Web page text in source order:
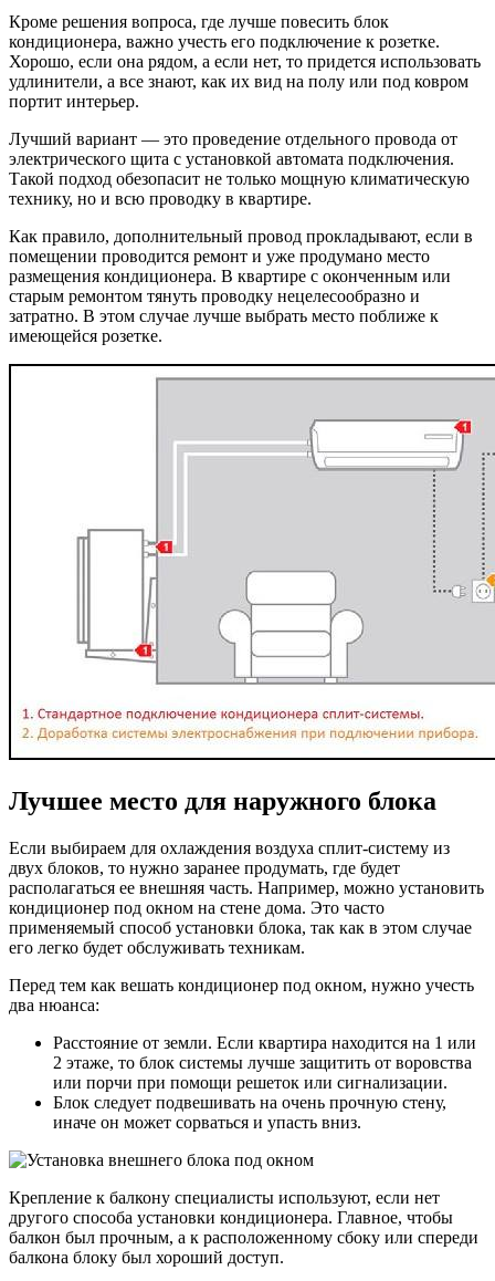
Кроме решения вопроса, где лучше повесить блок
кондиционера, важно учесть его подключение к розетке.
Хорошо, если она рядом, а если нет, то придется использовать
удлинители, а все знают, как их вид на полу или под ковром
портит интерьер.
Лучший вариант — это проведение отдельного провода от
электрического щита с установкой автомата подключения.
Такой подход обезопасит не только мощную климатическую
технику, но и всю проводку в квартире.
Как правило, дополнительный провод прокладывают, если в
помещении проводится ремонт и уже продумано место
размещения кондиционера. В квартире с оконченным или
старым ремонтом тянуть проводку нецелесообразно и
затратно. В этом случае лучше выбрать место поближе к
имеющейся розетке.
Лучшее место для наружного блока
Если выбираем для охлаждения воздуха сплит-систему из
двух блоков, то нужно заранее продумать, где будет
располагаться ее внешняя часть. Например, можно установить
кондиционер под окном на стене дома. Это часто
применяемый способ установки блока, так как в этом случае
его легко будет обслуживать техникам.
Перед тем как вешать кондиционер под окном, нужно учесть
два нюанса:
Расстояние от земли. Если квартира находится на 1 или
2 этаже, то блок системы лучше защитить от воровства
или порчи при помощи решеток или сигнализации.
Блок следует подвешивать на очень прочную стену,
иначе он может сорваться и упасть вниз.
Крепление к балкону специалисты используют, если нет
другого способа установки кондиционера. Главное, чтобы
балкон был прочным, а к расположенному сбоку или спереди
балкона блоку был хороший доступ.